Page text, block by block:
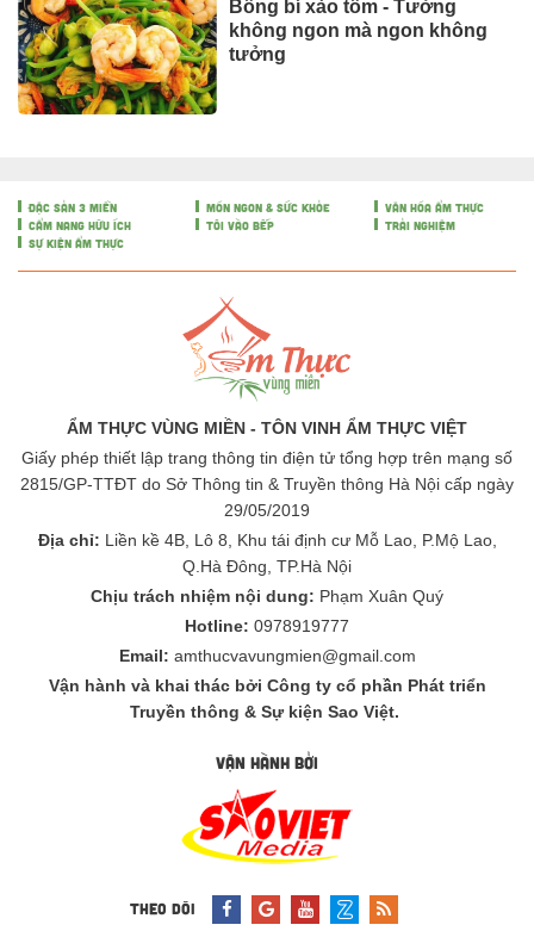
Bông bí xào tôm - Tưởng
không ngon mà ngon không
tưởng
ĐẶC SẢN 3 MIỀN MÓN NGON & SỨC KHỎE
VĂN HÓA ẨM THỰC
CẨM NANG HỮU ÍCH
TÔI VÀO BẾP
TRẢI NGHIỆM
SỰ KIỆN ẨM THỰC
ẨM THỰC VÙNG MIỀN - TÔN VINH ẨM THỰC VIỆT
Giấy phép thiết lập trang thông tin điện tử tổng hợp trên mạng số
2815/GP-TTĐT do Sở Thông tin & Truyền thông Hà Nội cấp ngày
29/05/2019
Địa chỉ: Liền kề 4B, Lô 8, Khu tái định cư Mỗ Lao, P.Mộ Lao,
Q.Hà Đông, TP.Hà Nội
Chịu trách nhiệm nội dung: Phạm Xuân Quý
Hotline: 0978919777
Email: amthucvavungmien@gmail.com
Vận hành và khai thác bởi Công ty cổ phần Phát triển
Truyền thông & Sự kiện Sao Việt.
VẬN HÀNH BỞI
THEO DÕI